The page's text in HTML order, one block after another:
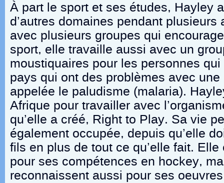
À part le sport et ses études, Hayley
d’autres domaines pendant
avec plusieurs groupes qui
sport, elle travaille aussi avec un
moustiquaires pour les personnes
pays qui ont des problèmes avec
appelée le paludisme (malaria).
Afrique pour travailler avec
qu’elle a créé, Right to Play. Sa vie
également occupée, depuis qu’elle
fils en plus de tout ce qu’elle fait.
pour ses compétences en hockey,
reconnaissent aussi pour ses